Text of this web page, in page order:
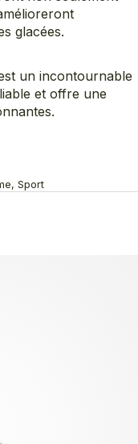
glacées.
un incontournable
et offre une
Sport